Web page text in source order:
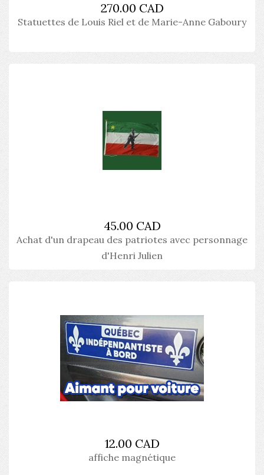
270.00 CAD
Statuettes de Louis Riel et de Marie-Anne Gaboury
45.00 CAD
Achat d'un drapeau des patriotes avec personnage
d'Henri Julien
12.00 CAD
affiche magnétique